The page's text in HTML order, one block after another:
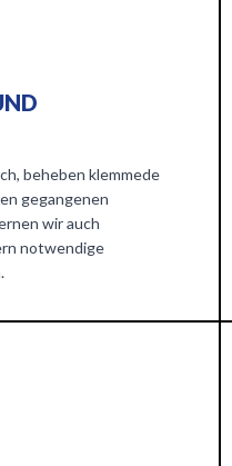
beheben klemmede
gegangenen
wir auch
notwendige